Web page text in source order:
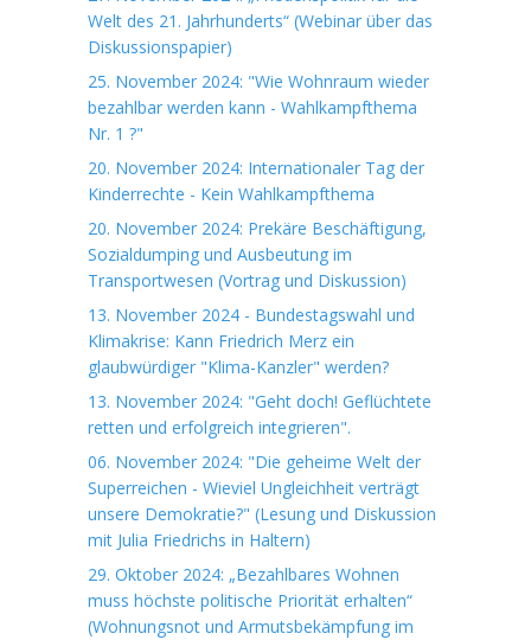
Welt des 21. Jahrhunderts“ (Webinar über das
Diskussionspapier)
25. November 2024: "Wie Wohnraum wieder
bezahlbar werden kann - Wahlkampfthema
Nr. 1 ?"
20. November 2024: Internationaler Tag der
Kinderrechte - Kein Wahlkampfthema
20. November 2024: Prekäre Beschäftigung,
Sozialdumping und Ausbeutung im
Transportwesen (Vortrag und Diskussion)
13. November 2024 - Bundestagswahl und
Klimakrise: Kann Friedrich Merz ein
glaubwürdiger "Klima-Kanzler" werden?
13. November 2024: "Geht doch! Geflüchtete
retten und erfolgreich integrieren".
06. November 2024: "Die geheime Welt der
Superreichen - Wieviel Ungleichheit verträgt
unsere Demokratie?" (Lesung und Diskussion
mit Julia Friedrichs in Haltern)
29. Oktober 2024: „Bezahlbares Wohnen
muss höchste politische Priorität erhalten“
(Wohnungsnot und Armutsbekämpfung im